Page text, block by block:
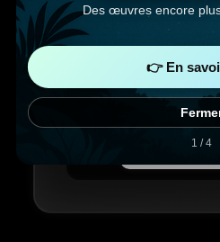
Des œuvres encore
👉 En
1 / 4